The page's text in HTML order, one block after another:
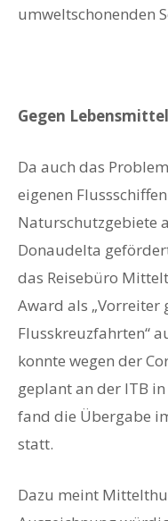
umweltschonenden
Gegen
Da auch das
eigenen
Naturschutzgebiete
Donaudelta
das Reisebüro
Award als
Flusskreuzfahrten“
konnte wegen der
geplant an der ITB
fand die Übergabe
statt.
Dazu meint